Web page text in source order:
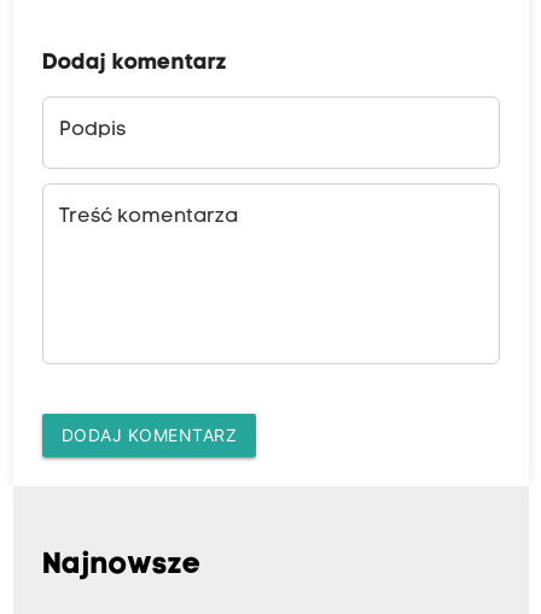
Dodaj komentarz
Podpis
Treść komentarza
DODAJ KOMENTARZ
Najnowsze